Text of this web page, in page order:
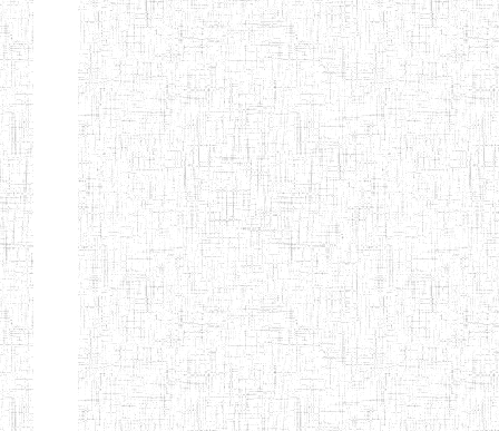
JANE
ENIEG
MODERNE
SAINTE MARIE
04/08/2010 ENIEG
ENIEG PRIVEE
BILINGUE LES
BOSONS
04/08/2010 ENIEG
ENIEG BILINGUE
LE NORMALIEN
CITOYEN
01/08/2014 ENIEG